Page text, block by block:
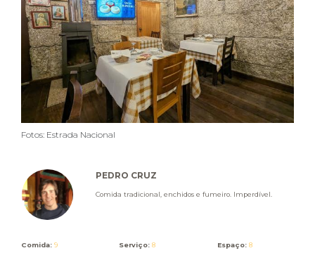
Fotos: Estrada Nacional
PEDRO CRUZ
Comida tradicional, enchidos e fumeiro. Imperdível.
Comida: 9 Serviço: 8 Espaço: 8